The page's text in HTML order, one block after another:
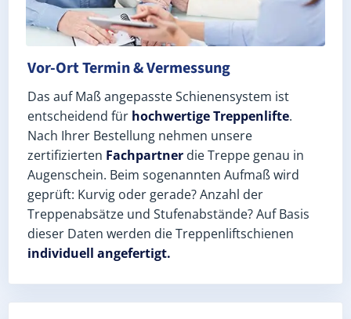
Vor-Ort Termin & Vermessung
Das auf Maß angepasste Schienensystem ist
entscheidend für hochwertige Treppenlifte.
Nach Ihrer Bestellung nehmen unsere
zertifizierten Fachpartner die Treppe genau in
Augenschein. Beim sogenannten Aufmaß wird
geprüft: Kurvig oder gerade? Anzahl der
Treppenabsätze und Stufenabstände? Auf Basis
dieser Daten werden die Treppenliftschienen
individuell angefertigt.